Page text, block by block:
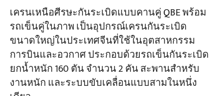
เครนเหนือศีรษะกันระเบิดแบบคานคู่ QBE พร้อม
รถเข็นคู่ในภาพ เป็นอุปกรณ์เครนกันระเบิด
ขนาดใหญ่ในประเทศจีนที่ใช้ในอุตสาหกรรม
การบินและอวกาศ ประกอบด้วยรถเข็นกันระเบิด
ยกน้ำหนัก 160 ตัน จำนวน 2 คัน สะพานสำหรับ
งานหนัก และระบบขับเคลื่อนแบบสามในหนึ่ง